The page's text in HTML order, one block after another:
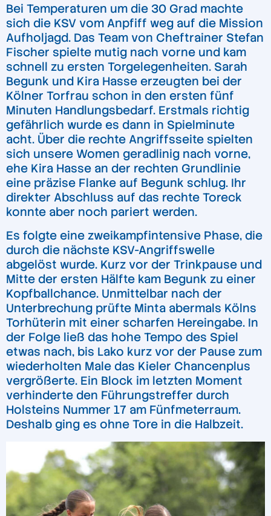
Bei Temperaturen um die 30 Grad machte
sich die KSV vom Anpfiff weg auf die Mission
Aufholjagd. Das Team von Cheftrainer Stefan
Fischer spielte mutig nach vorne und kam
schnell zu ersten Torgelegenheiten. Sarah
Begunk und Kira Hasse erzeugten bei der
Kölner Torfrau schon in den ersten fünf
Minuten Handlungsbedarf. Erstmals richtig
gefährlich wurde es dann in Spielminute
acht. Über die rechte Angriffsseite spielten
sich unsere Women geradlinig nach vorne,
ehe Kira Hasse an der rechten Grundlinie
eine präzise Flanke auf Begunk schlug. Ihr
direkter Abschluss auf das rechte Toreck
konnte aber noch pariert werden.
Es folgte eine zweikampfintensive Phase, die
durch die nächste KSV-Angriffswelle
abgelöst wurde. Kurz vor der Trinkpause und
Mitte der ersten Hälfte kam Begunk zu einer
Kopfballchance. Unmittelbar nach der
Unterbrechung prüfte Minta abermals Kölns
Torhüterin mit einer scharfen Hereingabe. In
der Folge ließ das hohe Tempo des Spiel
etwas nach, bis Lako kurz vor der Pause zum
wiederholten Male das Kieler Chancenplus
vergrößerte. Ein Block im letzten Moment
verhinderte den Führungstreffer durch
Holsteins Nummer 17 am Fünfmeterraum.
Deshalb ging es ohne Tore in die Halbzeit.